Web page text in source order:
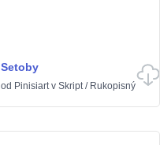
Setoby
od Pinisiartv Skript/ Rukopisný